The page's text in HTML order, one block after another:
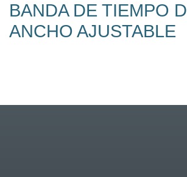
BANDA DE TIEMPO
ANCHO AJUSTABLE